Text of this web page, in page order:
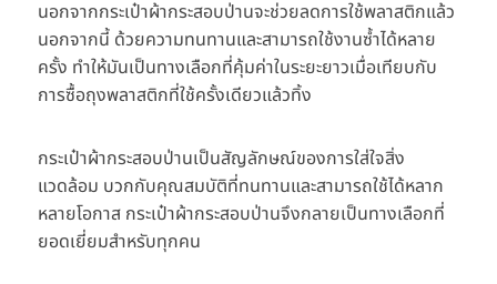
นอกจากกระเป๋าผ้ากระสอบป่านจะช่วยลดการใช้พลาสติกแล้ว
นอกจากนี้ ด้วยความทนทานและสามารถใช้งานซ้ำได้หลาย
ครั้ง ทำให้มันเป็นทางเลือกที่คุ้มค่าในระยะยาวเมื่อเทียบกับ
การซื้อถุงพลาสติกที่ใช้ครั้งเดียวแล้วทิ้ง
กระเป๋าผ้ากระสอบป่านเป็นสัญลักษณ์ของการใส่ใจสิ่ง
แวดล้อม บวกกับคุณสมบัติที่ทนทานและสามารถใช้ได้หลาก
หลายโอกาส กระเป๋าผ้ากระสอบป่านจึงกลายเป็นทางเลือกที่
ยอดเยี่ยมสำหรับทุกคน